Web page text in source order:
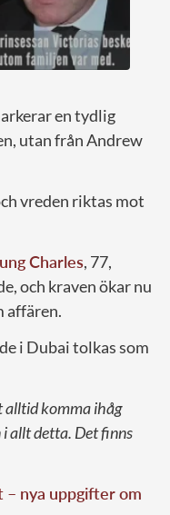
en tydlig
utan från Andrew
vreden riktas mot
Charles, 77,
och kraven ökar nu
affären.
i Dubai tolkas som
alltid komma ihåg
allt detta. Det finns
– nya uppgifter om